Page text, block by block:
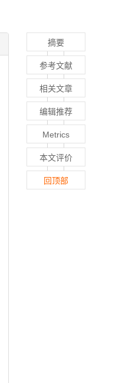
摘要
参考文献
相关文章
编辑推荐
Metrics
本文评价
回顶部